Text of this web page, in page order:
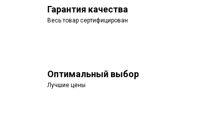
Гарантия качества
Весь товар сертифицирован
Оптимальный выбор
Лучшие цены